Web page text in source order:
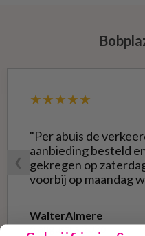
❮
★★★★★
"Per abuis de
aanbieding besteld
gekregen op zaterdag. De aanbieding
voorbij op maandag
worden voor de
WalterAlmere
6 augustus 2026